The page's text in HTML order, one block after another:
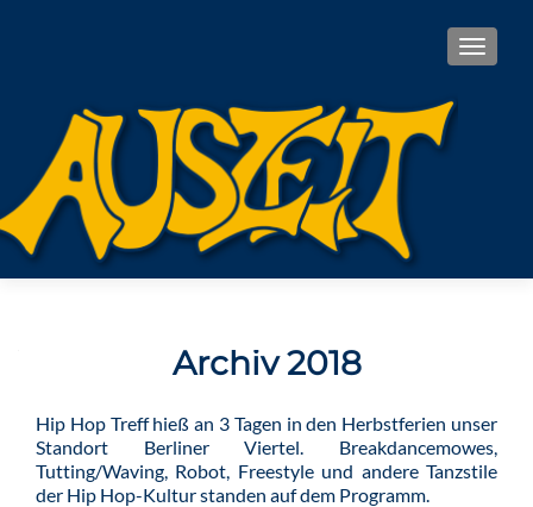
Archiv 2018
Hip Hop Treff hieß an 3 Tagen in den Herbstferien unser
Standort Berliner Viertel. Breakdancemowes,
Tutting/Waving, Robot, Freestyle und andere Tanzstile
der Hip Hop-Kultur standen auf dem Programm.